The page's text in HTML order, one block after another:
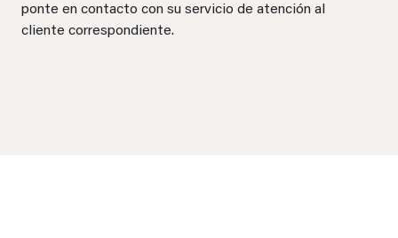
ponte en contacto con su servicio de atención al
cliente correspondiente.